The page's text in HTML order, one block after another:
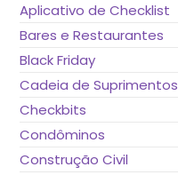
Aplicativo de Checklist
Bares e Restaurantes
Black Friday
Cadeia de Suprimentos
Checkbits
Condôminos
Construção Civil